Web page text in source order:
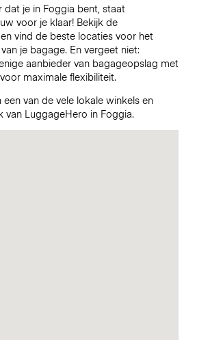
dat je in Foggia bent, staat
voor je klaar! Bekijk de
vind de beste locaties voor het
je bagage. En vergeet niet:
aanbieder van bagageopslag met
maximale flexibiliteit.
van de vele lokale winkels en
van LuggageHero in Foggia.